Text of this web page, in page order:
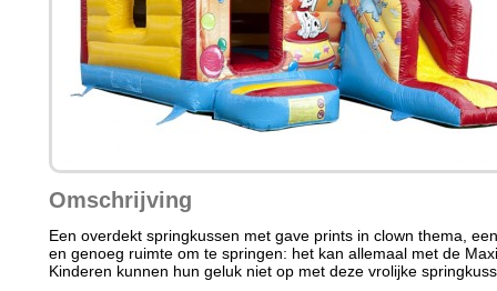
Omschrijving
Een overdekt springkussen met gave prints in clown thema,
en genoeg ruimte om te springen: het kan allemaal met de
Kinderen kunnen hun geluk niet op met deze vrolijke